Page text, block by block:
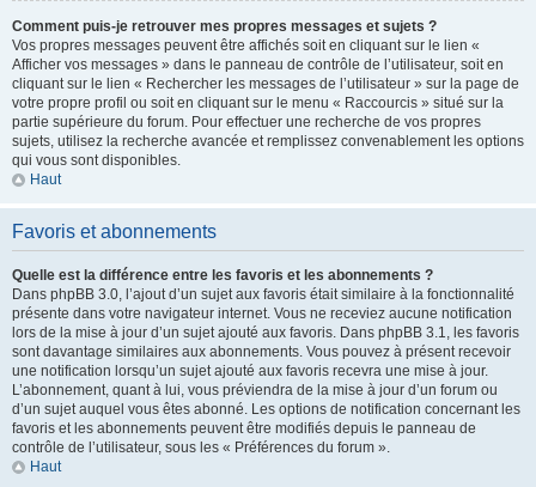
Comment puis-je retrouver mes propres messages et sujets ?
Vos propres messages peuvent être affichés soit en cliquant sur le lien «
Afficher vos messages » dans le panneau de contrôle de l’utilisateur, soit en
cliquant sur le lien « Rechercher les messages de l’utilisateur » sur la page de
votre propre profil ou soit en cliquant sur le menu « Raccourcis » situé sur la
partie supérieure du forum. Pour effectuer une recherche de vos propres
sujets, utilisez la recherche avancée et remplissez convenablement les options
qui vous sont disponibles.
Haut
Favoris et abonnements
Quelle est la différence entre les favoris et les abonnements ?
Dans phpBB 3.0, l’ajout d’un sujet aux favoris était similaire à la fonctionnalité
présente dans votre navigateur internet. Vous ne receviez aucune notification
lors de la mise à jour d’un sujet ajouté aux favoris. Dans phpBB 3.1, les favoris
sont davantage similaires aux abonnements. Vous pouvez à présent recevoir
une notification lorsqu’un sujet ajouté aux favoris recevra une mise à jour.
L’abonnement, quant à lui, vous préviendra de la mise à jour d’un forum ou
d’un sujet auquel vous êtes abonné. Les options de notification concernant les
favoris et les abonnements peuvent être modifiés depuis le panneau de
contrôle de l’utilisateur, sous les « Préférences du forum ».
Haut